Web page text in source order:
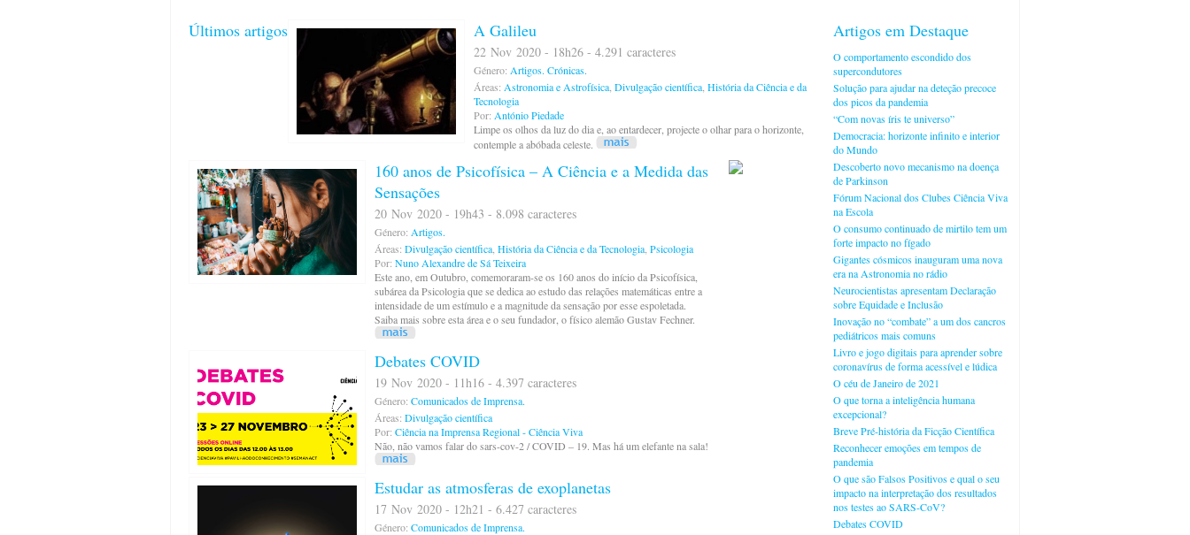
Artigos em Destaque
O comportamento escondido dos
supercondutores
Solução para ajudar na deteção precoce
dos picos da pandemia
“Com novas íris te universo”
Democracia: horizonte infinito e interior
do Mundo
Descoberto novo mecanismo na doença
de Parkinson
Fórum Nacional dos Clubes Ciência Viva
na Escola
O consumo continuado de mirtilo tem um
forte impacto no fígado
Gigantes cósmicos inauguram uma nova
era na Astronomia no rádio
Neurocientistas apresentam Declaração
sobre Equidade e Inclusão
Inovação no “combate” a um dos cancros
pediátricos mais comuns
Livro e jogo digitais para aprender sobre
coronavírus de forma acessível e lúdica
O céu de Janeiro de 2021
O que torna a inteligência humana
excepcional?
Breve Pré-história da Ficção Científica
Reconhecer emoções em tempos de
pandemia
O que são Falsos Positivos e qual o seu
impacto na interpretação dos resultados
nos testes ao SARS-CoV?
Debates COVID
Últimos artigos A Galileu
22 Nov 2020 - 18h26 - 4.291 caracteres
Género: Artigos. Crónicas.
Áreas: Astronomia e Astrofísica Divulgação científica História da Ciência e da
Tecnologia
Por: António Piedade
Limpe os olhos da luz do dia e, ao entardecer, projecte o olhar para o horizonte,
contemple a abóbada celeste.
160 anos de Psicofísica – A Ciência e a Medida das
Sensações
20 Nov 2020 - 19h43 - 8.098 caracteres
Género: Artigos.
Áreas: Divulgação científica História da Ciência e da Tecnologia Psicologia
Por: Nuno Alexandre de Sá Teixeira
Este ano, em Outubro, comemoraram-se os 160 anos do início da Psicofísica,
subárea da Psicologia que se dedica ao estudo das relações matemáticas entre a
intensidade de um estímulo e a magnitude da sensação por esse espoletada.
Saiba mais sobre esta área e o seu fundador, o físico alemão Gustav Fechner.
Debates COVID
19 Nov 2020 - 11h16 - 4.397 caracteres
Género: Comunicados de Imprensa.
Áreas: Divulgação científica
Por: Ciência na Imprensa Regional - Ciência Viva
Não, não vamos falar do sars-cov-2 / COVID – 19. Mas há um elefante na sala!
Estudar as atmosferas de exoplanetas
17 Nov 2020 - 12h21 - 6.427 caracteres
Género: Comunicados de Imprensa.